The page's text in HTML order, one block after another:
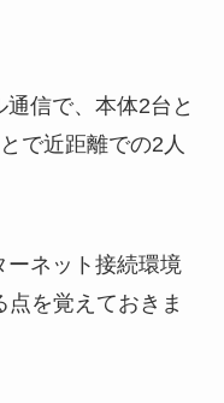
信で、本体2台と
で近距離での2人
ーネット接続環境
を覚えておきま